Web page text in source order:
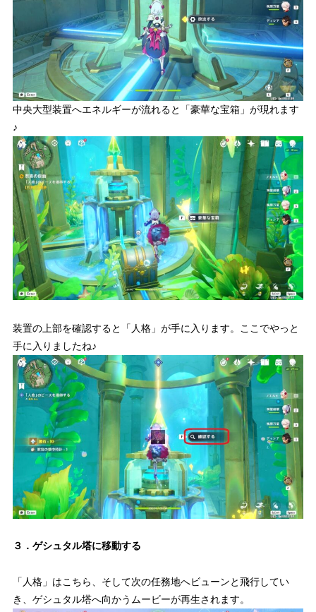
中央大型装置へエネルギーが流れると「豪華な宝箱」が現れます
♪
装置の上部を確認すると「人格」が手に入ります。ここでやっと
手に入りましたね♪
３．ゲシュタル塔に移動する
「人格」はこちら、そして次の任務地へビューンと飛行してい
き、ゲシュタル塔へ向かうムービーが再生されます。